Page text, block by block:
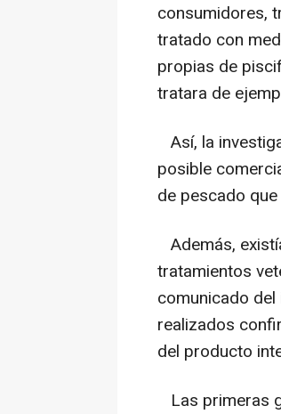
consumidores,
tratado con
propias de
tratara de
Así, la
posible
de pescado
Además,
tratamientos
comunicado
realizados
del producto
Las primeras